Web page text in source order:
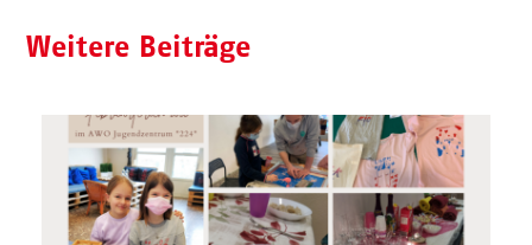
Weitere Beiträge